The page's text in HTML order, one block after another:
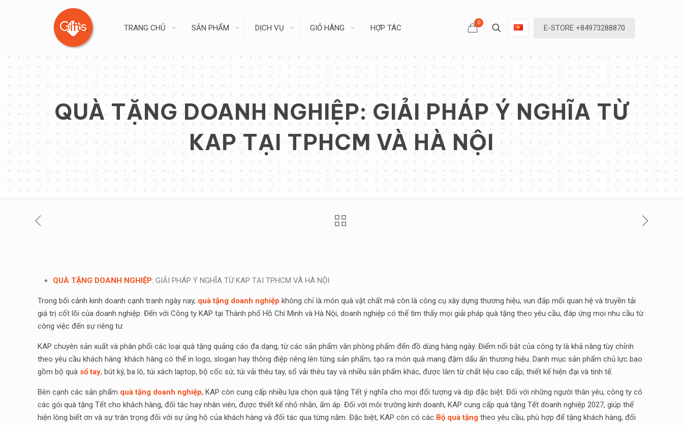
TRANG CHỦ SẢN PHẨM DỊCH VỤ GIỎ HÀNG HỢP TÁC
0
E-STORE +84973288870
QUÀ TẶNG DOANH NGHIỆP: GIẢI PHÁP Ý NGHĨA TỪ
KAP TẠI TPHCM VÀ HÀ NỘI
QUÀ TẶNG DOANH NGHIỆP: GIẢI PHÁP Ý NGHĨA TỪ KAP TẠI TPHCM VÀ HÀ NỘI
Trong bối cảnh kinh doanh cạnh tranh ngày nay, quà tặng doanh nghiệp không chỉ là món quà vật chất mà còn là công cụ xây dựng thương hiệu, vun đắp mối quan hệ và truyền tải
giá trị cốt lõi của doanh nghiệp. Đến với Công ty KAP tại Thành phố Hồ Chí Minh và Hà Nội, doanh nghiệp có thể tìm thấy mọi giải pháp quà tặng theo yêu cầu, đáp ứng mọi nhu cầu từ
công việc đến sự riêng tư.
KAP chuyên sản xuất và phân phối các loại quà tặng quảng cáo đa dạng, từ các sản phẩm văn phòng phẩm đến đồ dùng hàng ngày. Điểm nổi bật của công ty là khả năng tùy chỉnh
theo yêu cầu khách hàng: khách hàng có thể in logo, slogan hay thông điệp riêng lên từng sản phẩm, tạo ra món quà mang đậm dấu ấn thương hiệu. Danh mục sản phẩm chủ lực bao
gồm bộ quà sổ tay, bút ký, ba lô, túi xách laptop, bộ cốc sứ, túi vải thêu tay, sổ vải thêu tay và nhiều sản phẩm khác, được làm từ chất liệu cao cấp, thiết kế hiện đại và tinh tế.
Bên cạnh các sản phẩm quà tặng doanh nghiệp, KAP còn cung cấp nhiều lựa chọn quà tặng Tết ý nghĩa cho mọi đối tượng và dịp đặc biệt. Đối với những người thân yêu, công ty có
các gói quà tặng Tết cho khách hàng, đối tác hay nhân viên, được thiết kế nhỏ nhắn, ấm áp. Đối với môi trường kinh doanh, KAP cung cấp quà tặng Tết doanh nghiệp 2027, giúp thể
hiện lòng biết ơn và sự trân trọng đối với sự ủng hộ của khách hàng và đối tác qua từng năm. Đặc biệt, KAP còn có các Bộ quà tặng theo yêu cầu, phù hợp để tặng khách hàng, đối